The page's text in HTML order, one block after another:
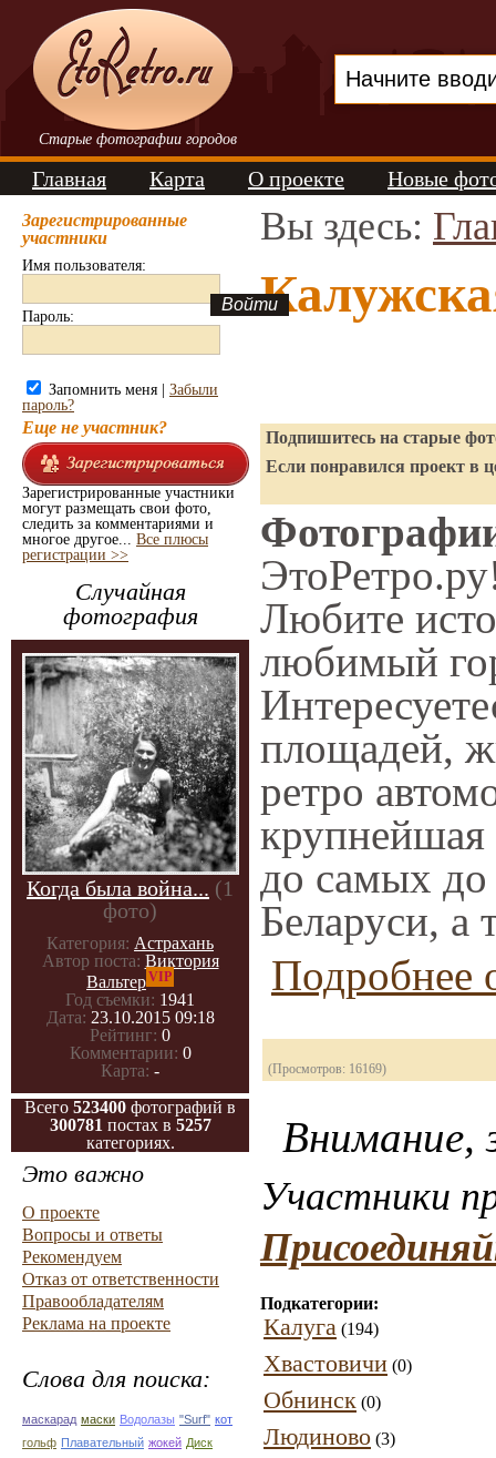
Старые фотографии городов
Главная Карта О проекте Новые
Зарегистрированные
участники
Имя пользователя:
Пароль:
Запомнить меня | Забыли
пароль?
Еще не участник?
Зарегистрированные участники
могут размещать свои фото,
следить за комментариями и
многое другое... Все плюсы
регистрации >>
Случайная
фотография
Когда была война... (1
фото)
Категория: Астрахань
Автор поста: Виктория
ВальтерVIP
Год съемки: 1941
Дата: 23.10.2015 09:18
Рейтинг: 0
Комментарии: 0
Карта: -
Всего 523400 фотографий в
300781 постах в 5257
категориях.
Это важно
О проекте
Вопросы и ответы
Рекомендуем
Отказ от ответственности
Правообладателям
Реклама на проекте
Слова для поиска:
маскарад маски Водолазы "Surf" кот
гольф Плавательный жокей Диск
Вы здесь:
Подпишитесь на старые
Если понравился проект в
Любите
любимый
площадей,
ретро
крупнейшая
до самых
Беларуси, а
Подробнее
(Просмотров: 16169)
Внимание,
Участники
Подкатегории:
Калуга (194)
Хвастовичи (0)
Обнинск (0)
Людиново (3)